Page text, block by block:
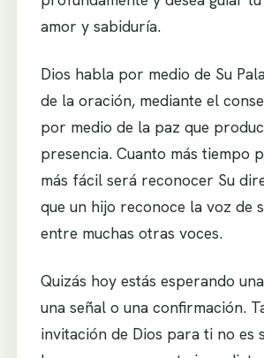
amor y sabiduría.
Dios habla por medio de Su
de la oración, mediante el
por medio de la paz que
presencia. Cuanto más tiempo
más fácil será reconocer Su
que un hijo reconoce la voz de
entre muchas otras voces.
Quizás hoy estás esperando
una señal o una confirmación.
invitación de Dios para ti no es